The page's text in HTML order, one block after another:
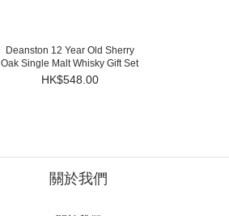
Deanston 12 Year Old Sherry
Oak Single Malt Whisky Gift Set
HK$548.00
關於我們